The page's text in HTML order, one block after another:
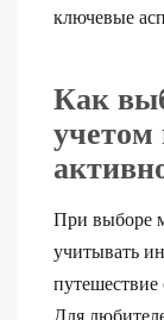
ключевые
Как
учетом
При выборе
учитывать